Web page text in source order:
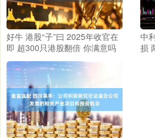
好牛 港股“子”曰 2025年收官在
即 超300只港股翻倍 你满意吗
中
损